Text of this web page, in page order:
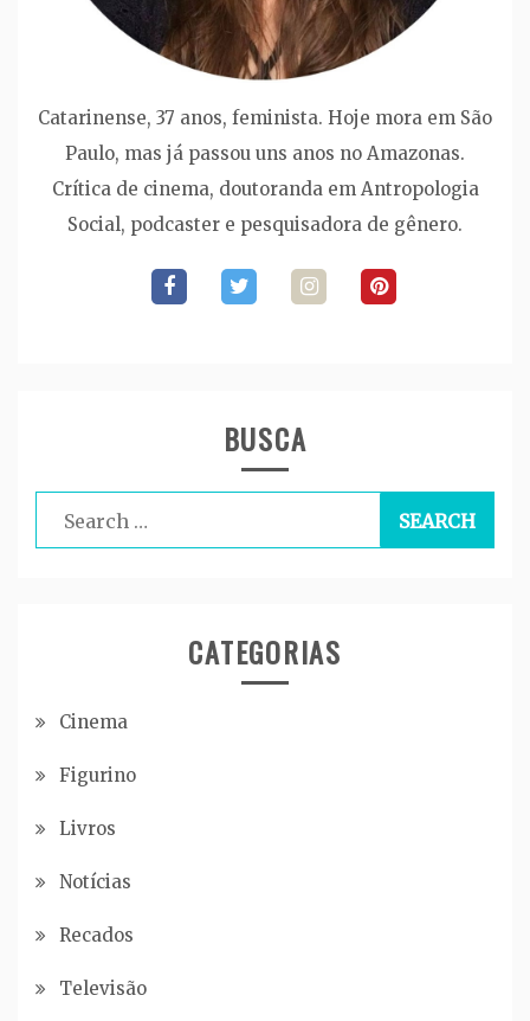
Catarinense, 37 anos, feminista. Hoje mora em São
Paulo, mas já passou uns anos no Amazonas.
Crítica de cinema, doutoranda em Antropologia
Social, podcaster e pesquisadora de gênero.
BUSCA
for:
CATEGORIAS
Cinema
Figurino
Livros
Notícias
Recados
Televisão